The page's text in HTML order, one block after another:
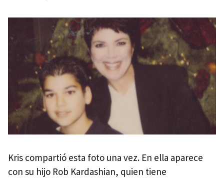
Kris compartió esta foto una vez. En ella aparece
con su hijo Rob Kardashian, quien tiene